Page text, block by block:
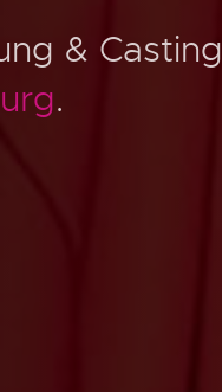
& Casting
.